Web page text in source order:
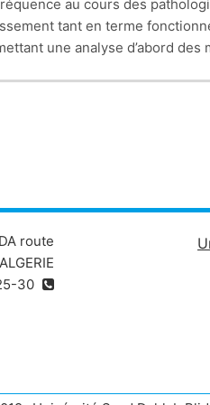
au cours des
tant en terme
une analyse d’abord
route